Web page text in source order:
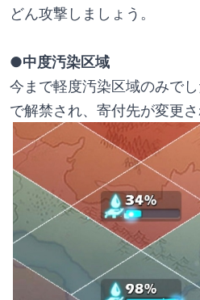
どん攻撃しましょう。
●中度汚染区域
今まで軽度汚染区域のみで
で解禁され、寄付先が変更